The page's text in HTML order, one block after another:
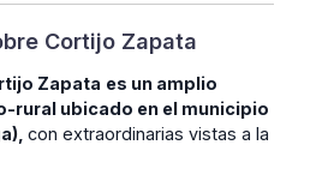
Cortijo Zapata
Zapata es un amplio
rural ubicado en el municipio
con extraordinarias vistas a la